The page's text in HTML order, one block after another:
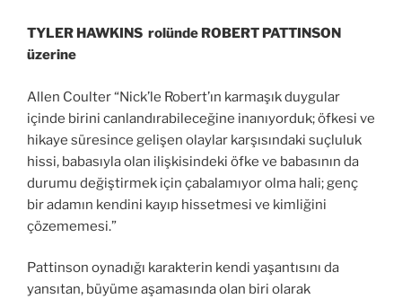
TYLER HAWKINS rolünde ROBERT PATTINSON
üzerine
Allen Coulter “Nick’le Robert’ın karmaşık duygular
içinde birini canlandırabileceğine inanıyorduk; öfkesi ve
hikaye süresince gelişen olaylar karşısındaki suçluluk
hissi, babasıyla olan ilişkisindeki öfke ve babasının da
durumu değiştirmek için çabalamıyor olma hali; genç
bir adamın kendini kayıp hissetmesi ve kimliğini
çözememesi.”
Pattinson oynadığı karakterin kendi yaşantısını da
yansıtan, büyüme aşamasında olan biri olarak